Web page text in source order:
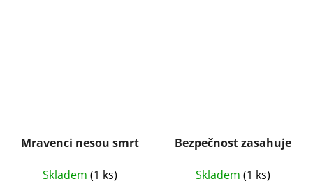
Mravenci nesou smrt
Skladem (1 ks)
Bezpečnost zasahuje
Skladem (1 ks)